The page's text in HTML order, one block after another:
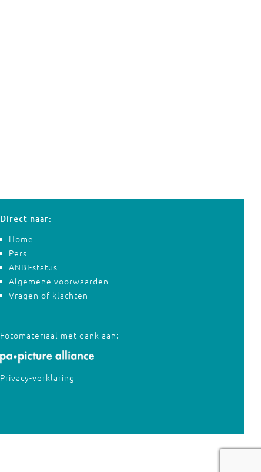
Direct naar:
Home
Pers
ANBI-status
Algemene voorwaarden
Vragen of klachten
Fotomateriaal met dank aan:
Privacy-verklaring